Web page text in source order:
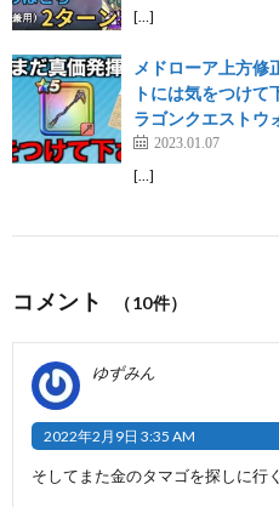
[…]
メドローア上方修
トには気をつけ
ラゴンクエストウ
2023.01.07
[…]
コメント （10件）
ゆずみん
2022年2月9日 3:35 AM
そしてまた金のタマゴを探しに行